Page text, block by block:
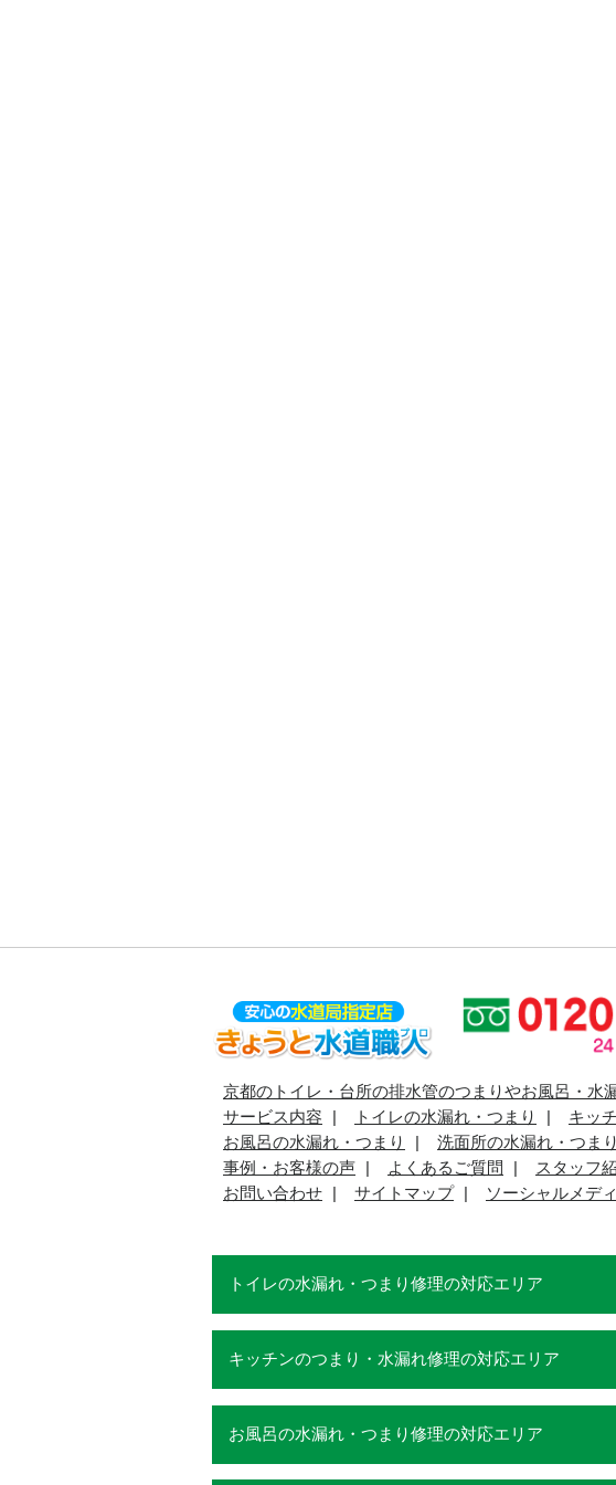
京都のトイレ・台所の排水管のつまりやお風呂・水
サービス内容
トイレの水漏れ・つまり
キッ
お風呂の水漏れ・つまり
洗面所の水漏れ・つまり
事例・お客様の声
よくあるご質問 スタッフ
お問い合わせ
サイトマップ ソーシャルメデ
トイレの水漏れ・つまり修理の対応エリア
キッチンのつまり・水漏れ修理の対応エリア
お風呂の水漏れ・つまり修理の対応エリア